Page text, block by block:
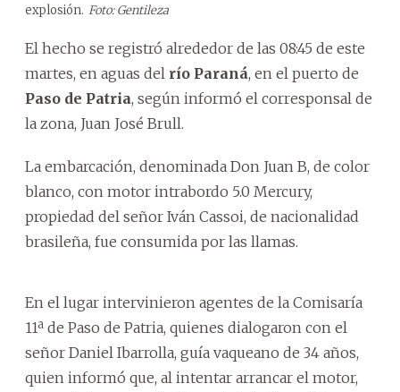
explosión. Foto: Gentileza
El hecho se registró alrededor de las 08:45 de este
martes, en aguas del río Paraná, en el puerto de
Paso de Patria, según informó el corresponsal de
la zona, Juan José Brull.
La embarcación, denominada Don Juan B, de color
blanco, con motor intrabordo 5.0 Mercury,
propiedad del señor Iván Cassoi, de nacionalidad
brasileña, fue consumida por las llamas.
En el lugar intervinieron agentes de la Comisaría
11ª de Paso de Patria, quienes dialogaron con el
señor Daniel Ibarrolla, guía vaqueano de 34 años,
quien informó que, al intentar arrancar el motor,